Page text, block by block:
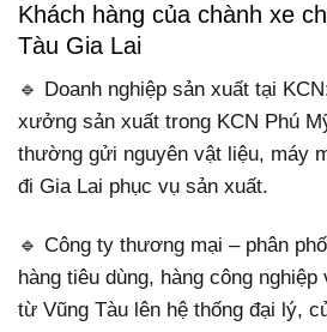
Khách hàng của chành xe
Tàu Gia Lai
🔹 Doanh nghiệp sản xuất tại
xưởng sản xuất trong KCN Phú
thường gửi nguyên vật liệu, máy
đi Gia Lai phục vụ sản xuất.
🔹 Công ty thương mại – phân
hàng tiêu dùng, hàng công
từ Vũng Tàu lên hệ thống đại lý,